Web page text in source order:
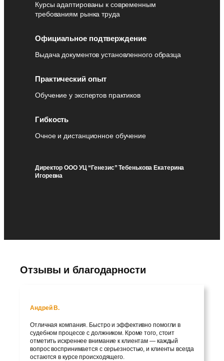
Курсы адаптированы к современным
требованиям рынка труда
Официальное подтверждение
Выдача документов установленного образца
Практический опыт
Обучение у экспертов практиков
Гибкость
Очное и дистанционное обучение
Директор ООО УЦ “Генезис” Тебенькова Екатерина
Игоревна
Отзывы и благодарности
Андрей В.
Отличная компания. Быстро и эффективно помогли в
судебном процессе с должником. Кроме того, стоит
отметить искреннее внимание к клиентам — каждый
вопрос воспринимается с серьезностью, и клиенты всегда
остаются в курсе происходящего.